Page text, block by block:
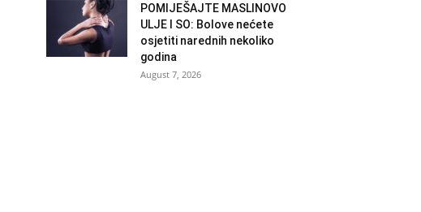
POMIJEŠAJTE MASLINOVO
ULJE I SO: Bolove nećete
osjetiti narednih nekoliko
godina
August 7, 2026